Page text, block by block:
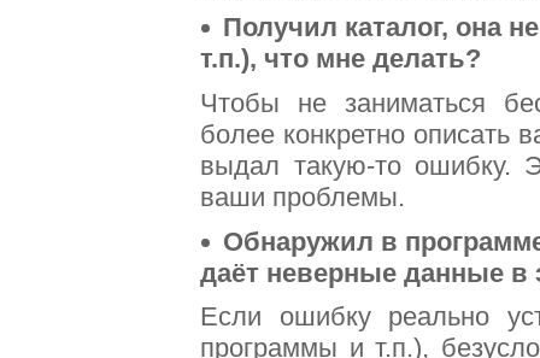
Получил каталог, она
т.п.), что мне делать?
Чтобы не заниматься
более конкретно описать
выдал такую-то ошибку.
ваши проблемы.
Обнаружил в
даёт неверные данные в
Если ошибку реально
программы и т.п.),